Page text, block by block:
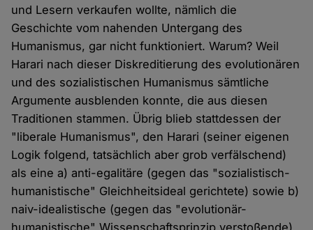
und Lesern verkaufen wollte, nämlich die
Geschichte vom nahenden Untergang des
Humanismus, gar nicht funktioniert. Warum? Weil
Harari nach dieser Diskreditierung des evolutionären
und des sozialistischen Humanismus sämtliche
Argumente ausblenden konnte, die aus diesen
Traditionen stammen. Übrig blieb stattdessen der
"liberale Humanismus", den Harari (seiner eigenen
Logik folgend, tatsächlich aber grob verfälschend)
als eine a) anti-egalitäre (gegen das "sozialistisch-
humanistische" Gleichheitsideal gerichtete) sowie b)
naiv-idealistische (gegen das "evolutionär-